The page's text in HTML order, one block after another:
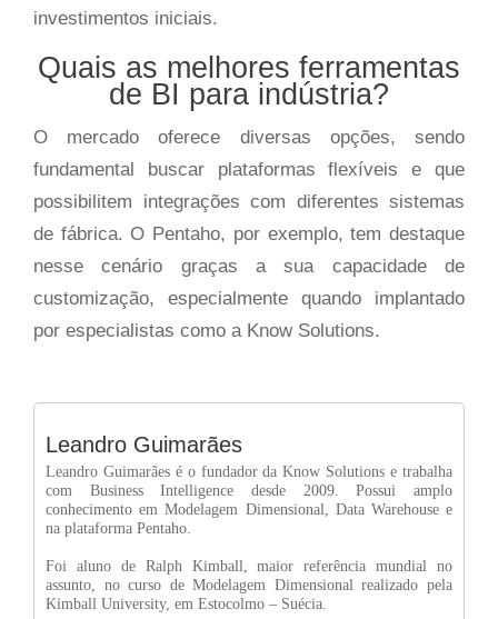
investimentos iniciais.
Quais as melhores ferramentas
de BI para indústria?
O mercado oferece diversas opções, sendo
fundamental buscar plataformas flexíveis e que
possibilitem integrações com diferentes sistemas
de fábrica. O Pentaho, por exemplo, tem destaque
nesse cenário graças a sua capacidade de
customização, especialmente quando implantado
por especialistas como a Know Solutions.
Leandro Guimarães
Leandro Guimarães é o fundador da Know Solutions e trabalha
com Business Intelligence desde 2009. Possui amplo
conhecimento em Modelagem Dimensional, Data Warehouse e
na plataforma Pentaho.
Foi aluno de Ralph Kimball, maior referência mundial no
assunto, no curso de Modelagem Dimensional realizado pela
Kimball University, em Estocolmo – Suécia.